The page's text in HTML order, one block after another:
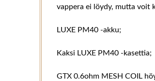
vappera ei löydy, mutta voit
LUXE PM40 -akku;
Kaksi LUXE PM40 -kasettia;
GTX 0.6ohm MESH COIL